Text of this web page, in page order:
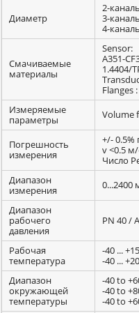
Диаметр
2-
3-
4-
Смачиваемые
материалы
Sensor:
A351-
1.4404/
Flanges
Измеряемые
параметры
Volume
Погрешность
измерения
+/- 0.5%
v <0.5
Число
Диапазон
измерения
0...2400
Диапазон
рабочего
давления
PN 40 /
Рабочая
температура
-40 ...
-40 ...
Диапазон
окружающей
температуры
-40 to
-40 to
-40 to